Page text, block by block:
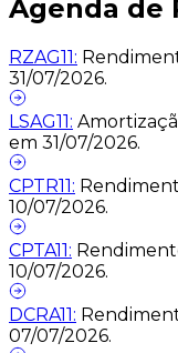
Agenda de
RZAG11:
31/07/2026.
LSAG11:
em 31/07/2026.
CPTR11:
10/07/2026.
CPTA11:
10/07/2026.
DCRA11:
07/07/2026.